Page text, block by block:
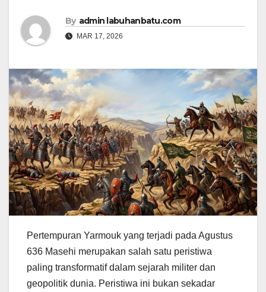
By admin labuhanbatu.com
MAR 17, 2026
Pertempuran Yarmouk yang terjadi pada Agustus
636 Masehi merupakan salah satu peristiwa
paling transformatif dalam sejarah militer dan
geopolitik dunia. Peristiwa ini bukan sekadar